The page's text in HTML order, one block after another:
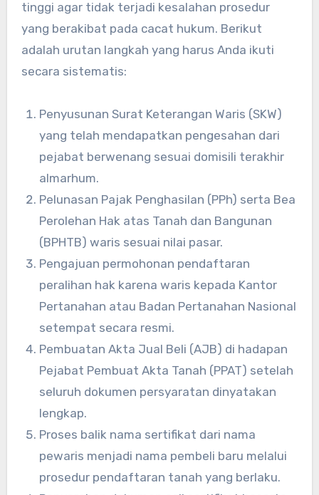
tinggi agar tidak terjadi kesalahan prosedur
yang berakibat pada cacat hukum. Berikut
adalah urutan langkah yang harus Anda ikuti
secara sistematis:
Penyusunan Surat Keterangan Waris (SKW)
yang telah mendapatkan pengesahan dari
pejabat berwenang sesuai domisili terakhir
almarhum.
Pelunasan Pajak Penghasilan (PPh) serta Bea
Perolehan Hak atas Tanah dan Bangunan
(BPHTB) waris sesuai nilai pasar.
Pengajuan permohonan pendaftaran
peralihan hak karena waris kepada Kantor
Pertanahan atau Badan Pertanahan Nasional
setempat secara resmi.
Pembuatan Akta Jual Beli (AJB) di hadapan
Pejabat Pembuat Akta Tanah (PPAT) setelah
seluruh dokumen persyaratan dinyatakan
lengkap.
Proses balik nama sertifikat dari nama
pewaris menjadi nama pembeli baru melalui
prosedur pendaftaran tanah yang berlaku.